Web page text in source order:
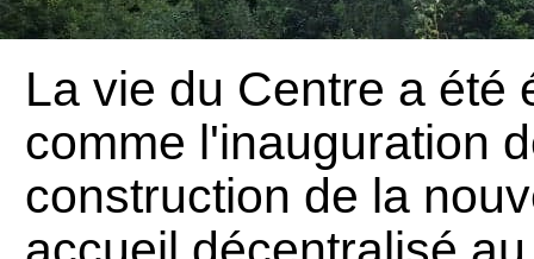
La vie du Centre a été
comme l'inauguration
construction de la